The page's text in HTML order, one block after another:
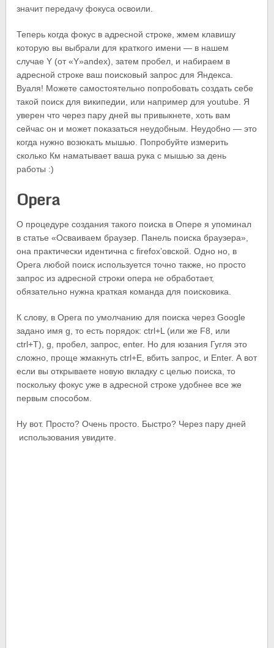
значит передачу фокуса освоили.
Теперь когда фокус в адресной строке, жмем клавишу
которую вы выбрали для краткого имени — в нашем
случае Y (от «Y»andex), затем пробел, и набираем в
адресной строке ваш поисковый запрос для Яндекса.
Вуаля! Можете самостоятельно попробовать создать себе
такой поиск для википедии, или например для youtube. Я
уверен что через пару дней вы привыкнете, хоть вам
сейчас он и может показаться неудобным. Неудобно — это
когда нужно возюкать мышью. Попробуйте измерить
сколько Км наматывает ваша рука с мышью за день
работы :)
Opera
О процедуре создания такого поиска в Опере я упоминал
в статье «Осваиваем браузер. Панель поиска браузера»,
она практически идентична с firefox’овской. Одно но, в
Opera любой поиск используется точно также, но просто
запрос из адресной строки опера не обработает,
обязательно нужна краткая команда для поисковика.
К слову, в Opera по умолчанию для поиска через Google
задано имя g, то есть порядок: ctrl+L (или же F8, или
ctrl+T), g, пробел, запрос, enter. Но для юзания Гугля это
сложно, проще жмакнуть ctrl+E, вбить запрос, и Enter. А вот
если вы открываете новую вкладку с целью поиска, то
поскольку фокус уже в адресной строке удобнее все же
первым способом.
Ну вот. Просто? Очень просто. Быстро? Через пару дней
использования увидите.